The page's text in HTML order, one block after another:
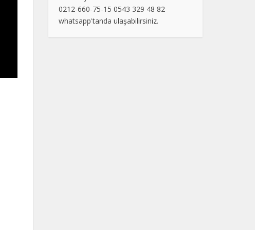
0212-660-75-15 0543 329 48 82
whatsapp'tanda ulaşabilirsiniz.